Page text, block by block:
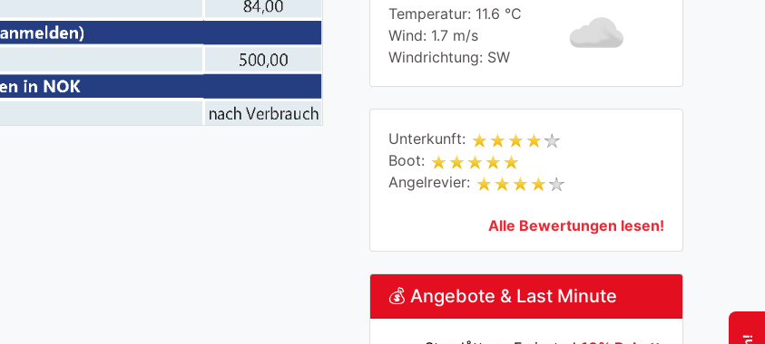
Temperatur: 11.6 °C
Wind: 1.7 m/s
Windrichtung: SW
Unterkunft:
Boot:
Angelrevier:
Alle Bewertungen lesen!
💰 Angebote & Last Minute